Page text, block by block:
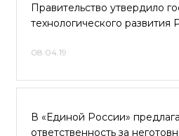
Правительство утвердило
технологического развития
08.04.19
В «Единой России»
ответственность за